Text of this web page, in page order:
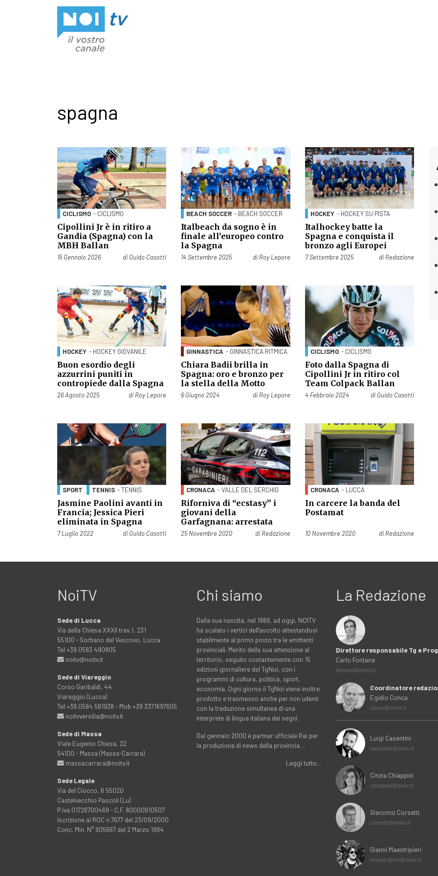
spagna
CICLISMO - CICLISMO
Cipollini Jr è in ritiro a
Gandia (Spagna) con la
MBH Ballan
Pubblicato il
15 Gennaio 2026 di Guido Casotti
BEACH SOCCER - BEACH SOCCER
Italbeach da sogno è in
finale all’europeo contro
la Spagna
Pubblicato il
14 Settembre 2025 di Roy Lepore
HOCKEY - HOCKEY SU PISTA
Italhockey batte la
Spagna e conquista il
bronzo agli Europei
Pubblicato il
7 Settembre 2025 di Redazione
HOCKEY - HOCKEY GIOVANILE
Buon esordio degli
azzurrini puniti in
contropiede dalla Spagna
Pubblicato il
26 Agosto 2025 di Roy Lepore
GINNASTICA - GINNASTICA RITMICA
Chiara Badii brilla in
Spagna: oro e bronzo per
la stella della Motto
Pubblicato il
6 Giugno 2024 di Roy Lepore
CICLISMO - CICLISMO
Foto dalla Spagna di
Cipollini Jr in ritiro col
Team Colpack Ballan
Pubblicato il
4 Febbraio 2024 di Guido Casotti
SPORT TENNIS - TENNIS
Jasmine Paolini avanti in
Francia; Jessica Pieri
eliminata in Spagna
Pubblicato il
7 Luglio 2022 di Guido Casotti
CRONACA - VALLE DEL SERCHIO
Riforniva di “ecstasy” i
giovani della
Garfagnana: arrestata
Pubblicato il
25 Novembre 2020 di Redazione
CRONACA - LUCCA
In carcere la banda del
Postamat
Pubblicato il
10 Novembre 2020 di Redazione
NoiTV
Sede di Lucca
Via della Chiesa XXXII trav. I, 231
55100 - Sorbano del Vescovo, Lucca
Tel +39 0583 490805
noitv@noitv.it
Sede di Viareggio
Corso Garibaldi, 44
Viareggio (Lucca)
Tel +39 0584 581938 - Mob +39 3371697605
noitvversilia@noitv.it
Sede di Massa
Viale Eugenio Chiesa, 22
54100 - Massa (Massa-Carrara)
massacarrara@noitv.it
Sede Legale
Via del Ciocco, 6 55020
Castelvecchio Pascoli (Lu)
P.iva 01726700469 - C.F. 80000910507
Iscrizione al ROC n.7677 del 23/09/2000
Conc. Min. N° 905667 del 2 Marzo 1994
Chi siamo
Dalla sua nascita, nel 1989, ad oggi, NOITV
ha scalato i vertici dell'ascolto attestandosi
stabilmente al primo posto tra le emittenti
provinciali. Merito della sua attenzione al
territorio, seguito costantemente con 15
edizioni giornaliere del TgNoi, con i
programmi di cultura, politica, sport,
economia. Ogni giorno il TgNoi viene inoltre
prodotto e trasmesso anche per non udenti
con la traduzione simultanea di una
interprete di lingua italiana dei segni.
Dal gennaio 2000 è partner ufficiale Rai per
la produzione di news della provincia…
Leggi tutto...
La Redazione
Direttore responsabile Tg e
Carlo Fontana
fontana@noitv.it
Coordinatore
Egidio Conca
conca@noitv.it
Luigi Casentini
casentini@noitv.it
Cinzia Chiappini
chiappini@noitv.it
Giacomo Corsetti
corsetti@noitv.it
Gianni Maestripieri
maestripieri@noitv.it